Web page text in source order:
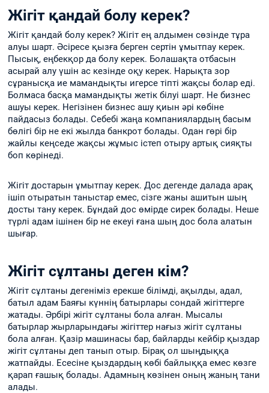
Жігіт қандай болу керек?
Жігіт қандай болу керек? Жігіт ең алдымен сөзінде тұра
алуы шарт. Әсіресе қызға берген сертін ұмытпау керек.
Пысық, еңбекқор да болу керек. Болашақта отбасын
асырай алу үшін ас кезінде оқу керек. Нарықта зор
сұранысқа ие мамандықты игерсе тіпті жақсы болар еді.
Болмаса басқа мамандықты жетік білуі шарт. Не бизнес
ашуы керек. Негізінен бизнес ашу қиын әрі көбіне
пайдасыз болады. Себебі жаңа компаниялардың басым
бөлігі бір не екі жылда банкрот болады. Одан гөрі бір
жайлы кеңседе жақсы жұмыс істеп отыру артық сияқты
боп көрінеді.
Жігіт достарын ұмытпау керек. Дос дегенде далада арақ
ішіп отыратын таныстар емес, сізге жаны ашитын шың
досты тану керек. Бұндай дос өмірде сирек болады. Неше
түрлі адам ішінен бір не екеуі ғана шың дос бола алатын
шығар.
Жігіт сұлтаны деген кім?
Жігіт сұлтаны дегеніміз ерекше білімді, ақылды, адал,
батыл адам Баяғы күннің батырлары сондай жігіттерге
жатады. Әрбірі жігіт сұлтаны бола алған. Мысалы
батырлар жырларындағы жігіттер нағыз жігіт сұлтаны
бола алған. Қазір машинасы бар, байларды кейбір қыздар
жігіт сұлтаны деп танып отыр. Бірақ ол шыңдыққа
жатпайды. Есесіне қыздардың көбі байлыққа емес көзге
қарап ғашық болады. Адамның көзінен оның жаның тани
алады.